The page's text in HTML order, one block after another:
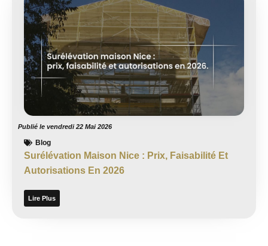
Publié le vendredi 22 Mai 2026
Blog
Surélévation Maison Nice : Prix, Faisabilité Et
Autorisations En 2026
Lire Plus